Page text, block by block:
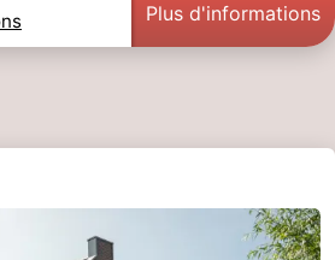
Plus d'informations